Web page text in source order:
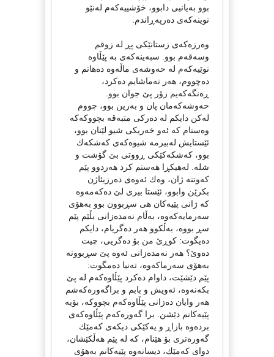
بوو به‌یانیی دابوو، خۆشییه‌كه‌م له‌نێو
نوینه‌كه‌ی ده‌رپه‌ڕاندم.
وه‌رزه‌كه‌ی زستانێكی پڕ له‌ زوقم
وسه‌قه‌م بوو. سبه‌ینه‌كه‌ی به‌ پێڵاوه‌
نوێیه‌كه‌م له‌ حه‌وشه‌ی ماڵه‌وه‌ ده‌هاتم و
ده‌چووم، هه‌ر ته‌ماشایم ده‌كرد،
ڕه‌نگه‌كه‌یم زۆر پێ جوان بوو.
حه‌وشه‌كه‌مان پان و به‌رین بوو، چووم
له‌كن دایكم له‌ ده‌ركی متبه‌قه‌ بچووكه‌كه‌
وه‌ستام كه‌ ئه‌و خه‌ریكی شیو لێنان بوو،
ئێستایش لەبیرمه‌ شیوه‌كه‌ی كه‌شكه‌ك
بوو، كه‌شكه‌كێكی ڕووتی بێ گۆشت و
شله‌. له‌هیكڕا هه‌ستم كرد هه‌ردوو پێم
كه‌وتنه‌ ژان، وه‌ك ئه‌وه‌ی ده‌رزیئاژن
بكرێن وابوو، ئێستا بیری لێ ده‌كه‌مه‌وه‌
كه‌ ژانی پێیه‌كان هی سڕبوون بوو به‌هۆی
سه‌رمایه‌كه‌وه‌، به‌ڵام نه‌مده‌زانی بڵێم پێم
سڕ بووه‌، به‌ڵكوو هه‌ر ده‌گریام، دایكم
ده‌یگوت: كوڕێ من بۆ ده‌گریی، چیت
ده‌وێ؟ هه‌ر نه‌مده‌زانی ئه‌وه‌ پێ سڕبوونه‌
به‌هۆی سه‌رماكه‌وه‌، ته‌نیا ده‌مگوت:
پێم دێشێت، داوام ده‌كرد پێڵاوه‌كه‌م له‌ پێ
بكه‌نه‌وه‌، ئه‌ویش و بابم و براگه‌وره‌كه‌شم
هه‌ر وایان ده‌زانی پێڵاوه‌كه‌م بچووكه،‌ بۆیه‌
پێیه‌كانم دێشن. برا گه‌وره‌كه‌م پێڵاوه‌كه‌ی
برده‌وه‌ بازاڕ و یه‌كێكی دیكه‌ی كه‌مێك
گه‌وره‌تری بۆ هێنام، كه‌ له‌ پێم هه‌ڵكێشان،
دوای كه‌مێك، دیسانه‌وه‌ پێیه‌كانم به‌هۆی